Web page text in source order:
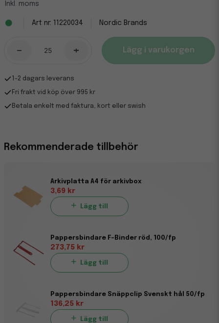
Inkl. moms
11220034 Nordic Brands
- + Lägg i varukorgen
1-2 dagars leverans
Fri frakt vid köp över 995 kr
Betala enkelt med faktura, kort eller swish
Rekommenderade tillbehör
Arkivplatta A4 för arkivbox
3,69 kr
Lägg till
Pappersbindare F-Binder röd, 100/fp
273,75 kr
Lägg till
Pappersbindare Snäppclip Svenskt hål 50/fp
136,25 kr
Lägg till